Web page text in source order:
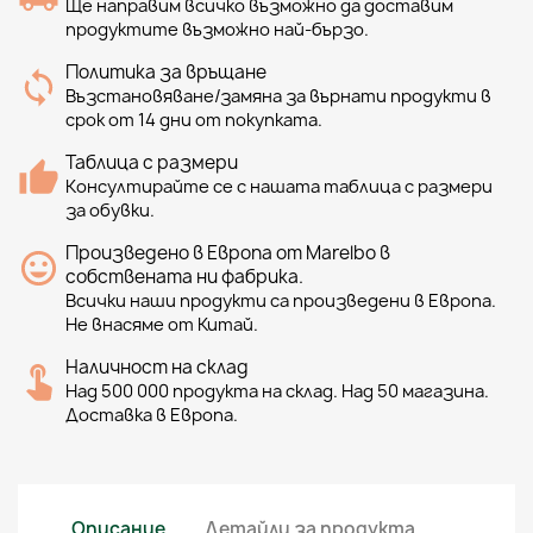
Ще направим всичко възможно да доставим
продуктите възможно най-бързо.
Политика за връщане
Възстановяване/замяна за върнати продукти в
срок от 14 дни от покупката.
Таблица с размери
Консултирайте се с нашата таблица с размери
за обувки.
Произведено в Европа от Marelbo в
собствената ни фабрика.
Всички наши продукти са произведени в Европа.
Не внасяме от Китай.
Наличност на склад
Над 500 000 продукта на склад. Над 50 магазина.
Доставка в Европа.